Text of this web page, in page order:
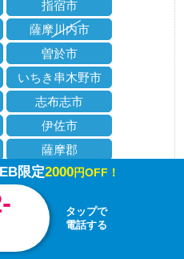
指宿市
薩摩川内市
曽於市
いちき串木野市
志布志市
伊佐市
薩摩郡
姶良郡
肝属郡
ご相談ください！
限定2000円OFF！
タップで
電話する